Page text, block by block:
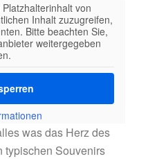
von
Inhalt zuzugreifen,
Bitte beachten Sie,
weitergegeben
was das Herz des
typischen Souvenirs